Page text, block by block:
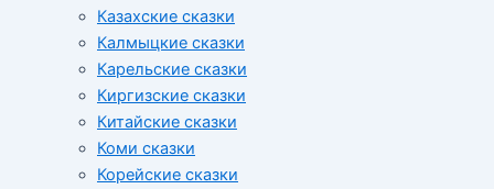
Казахские сказки
Калмыцкие сказки
Карельские сказки
Киргизские сказки
Китайские сказки
Коми сказки
Корейские сказки